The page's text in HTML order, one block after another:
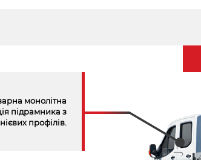
монолітна
підрамника з
профілів.